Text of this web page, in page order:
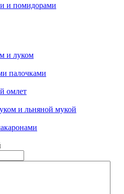
и помидорами
и луком
палочками
омлет
и льняной мукой